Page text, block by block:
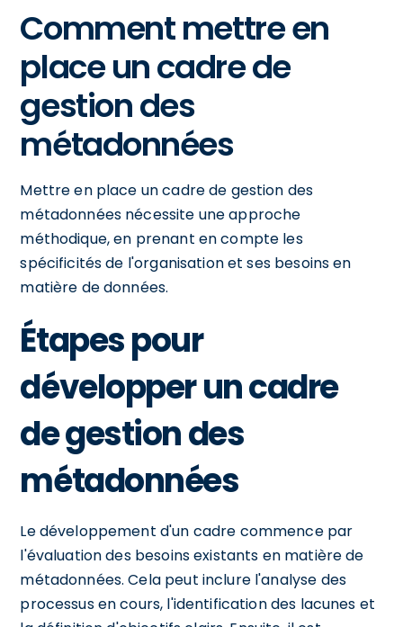
Comment mettre en
place un cadre de
gestion des
métadonnées
Mettre en place un cadre de gestion des
métadonnées nécessite une approche
méthodique, en prenant en compte les
spécificités de l'organisation et ses besoins en
matière de données.
Étapes pour
développer un cadre
de gestion des
métadonnées
Le développement d'un cadre commence par
l'évaluation des besoins existants en matière de
métadonnées. Cela peut inclure l'analyse des
processus en cours, l'identification des lacunes et